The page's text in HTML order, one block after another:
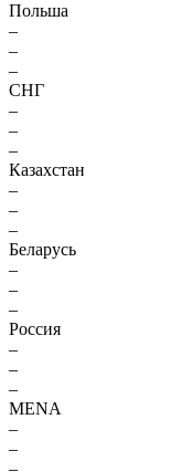
Польша
–
–
–
СНГ
–
–
–
Казахстан
–
–
–
Беларусь
–
–
–
Россия
–
–
–
MENA
–
–
–